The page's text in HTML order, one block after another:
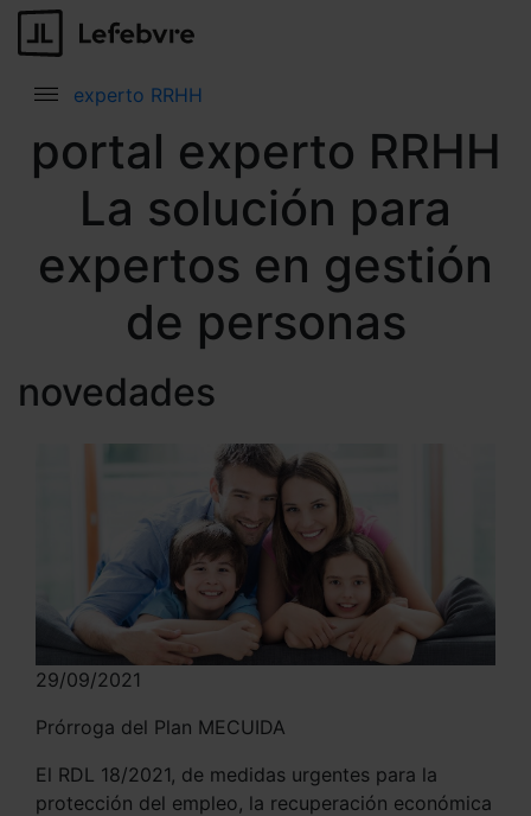
experto RRHH
portal experto RRHH
La solución para
expertos en gestión
de personas
novedades
29/09/2021
Prórroga del Plan MECUIDA
El RDL 18/2021, de medidas urgentes para la
protección del empleo, la recuperación económica